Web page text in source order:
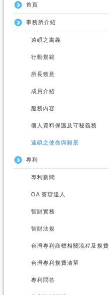
首頁
事務所介紹
遠碩之寓義
行動規範
所長致意
成員介紹
服務內容
個人資料保護及守秘義務
遠碩之使命與願景
專利
專利新聞
OA 答辯達人
智財實務
智財法規
台灣專利商標相關流程及規費
台灣專利規費清單
專利問答